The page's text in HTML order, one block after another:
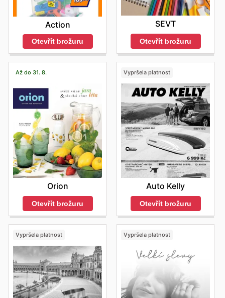
Action
Otevřít brožuru
SEVT
Otevřít brožuru
Až do 31. 8.
Orion
Otevřít brožuru
Vypršela platnost
Auto Kelly
Otevřít brožuru
Vypršela platnost Vypršela platnost